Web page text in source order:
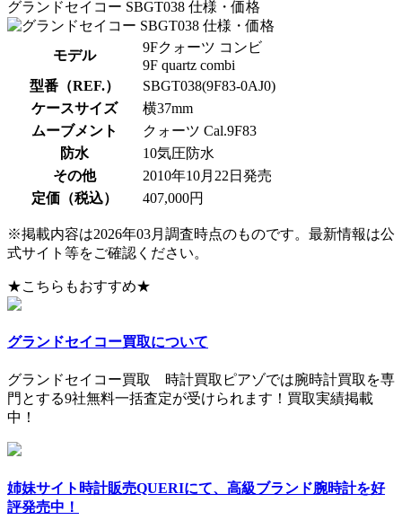
グランドセイコー SBGT038 仕様・価格
モデル
9Fクォーツ コンビ
9F quartz combi
型番（REF.）
SBGT038(9F83-0AJ0)
ケースサイズ
横37mm
ムーブメント
クォーツ Cal.9F83
防水
10気圧防水
その他
2010年10月22日発売
定価（税込）
407,000円
※掲載内容は2026年03月調査時点のものです。最新情報は公
式サイト等をご確認ください。
★こちらもおすすめ★
グランドセイコー買取について
グランドセイコー買取 時計買取ピアゾでは腕時計買取を専
門とする9社無料一括査定が受けられます！買取実績掲載
中！
姉妹サイト時計販売QUERIにて、高級ブランド腕時計を好
評発売中！